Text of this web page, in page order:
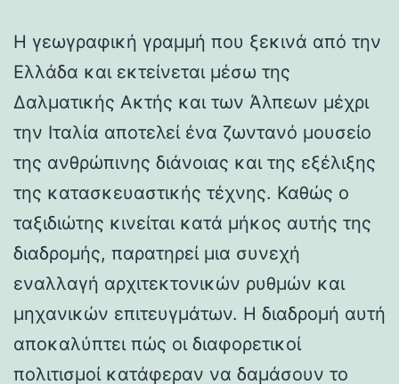
Η γεωγραφική γραμμή που ξεκινά από την
Ελλάδα και εκτείνεται μέσω της
Δαλματικής Ακτής και των Άλπεων μέχρι
την Ιταλία αποτελεί ένα ζωντανό μουσείο
της ανθρώπινης διάνοιας και της εξέλιξης
της κατασκευαστικής τέχνης. Καθώς ο
ταξιδιώτης κινείται κατά μήκος αυτής της
διαδρομής, παρατηρεί μια συνεχή
εναλλαγή αρχιτεκτονικών ρυθμών και
μηχανικών επιτευγμάτων. Η διαδρομή αυτή
αποκαλύπτει πώς οι διαφορετικοί
πολιτισμοί κατάφεραν να δαμάσουν το